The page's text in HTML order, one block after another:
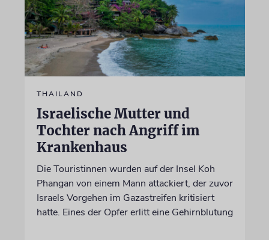
THAILAND
Israelische Mutter und
Tochter nach Angriff im
Krankenhaus
Die Touristinnen wurden auf der Insel Koh
Phangan von einem Mann attackiert, der zuvor
Israels Vorgehen im Gazastreifen kritisiert
hatte. Eines der Opfer erlitt eine Gehirnblutung